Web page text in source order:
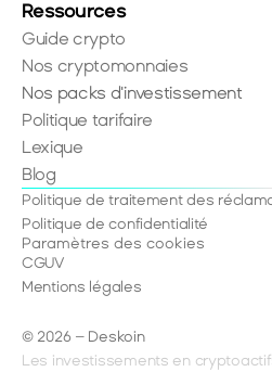
Ressources
Guide crypto
Nos cryptomonnaies
Nos packs d'investissement
Politique tarifaire
Lexique
Blog
© 2026 – Deskoin
Politique de traitement des
Politique de confidentialité
Paramètres des cookies
CGUV
Mentions légales
Les investissements en